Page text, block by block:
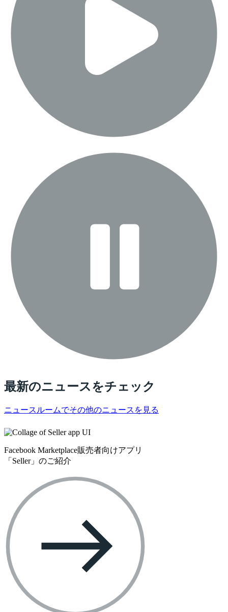
最新のニュースをチェック
ニュースルームでその他のニュースを見る
Facebook Marketplace販売者向けアプリ
「Seller」のご紹介